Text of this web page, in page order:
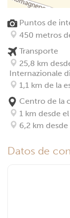
Puntos de
450 metros
Transporte
25,8 km
Internazionale
1,1 km de la
Centro de la
1 km desde
6,2 km
Datos de